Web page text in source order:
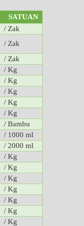
SATUAN
/ Zak
/ Zak
/ Zak
/ Kg
/ Kg
/ Kg
/ Kg
/ Kg
/ Bambu
/ 1000 ml
/ 2000 ml
/ Kg
/ Kg
/ Kg
/ Kg
/ Kg
/ Kg
/ Kg